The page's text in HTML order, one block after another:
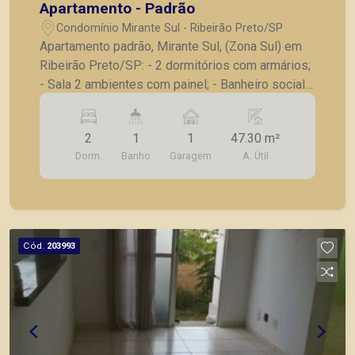
Apartamento - Padrão
Condomínio Mirante Sul - Ribeirão Preto/SP
Apartamento padrão, Mirante Sul, (Zona Sul) em
Ribeirão Preto/SP: - 2 dormitórios com armários;
- Sala 2 ambientes com painel; - Banheiro social;
- Cozinha planejada; - Lavanderia; - 1 vaga de
garagem. A Piramid tem como objetivo atender
seus clientes com agilidade e segurança, em
locação, vendas de imóveis prontos, usados ou
mesmo nos principais lançamentos da cidade de
2
Dorm.
1
Banho
1
Garagem
47.30 m²
A. Útil
Cód. 203993